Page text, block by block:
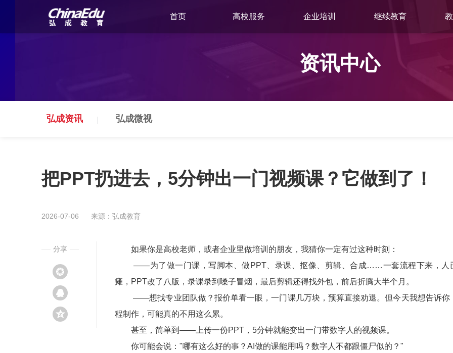
首页 高校服务 企业培训 继续教育
资讯中心
弘成资讯 弘成微视
把PPT扔进去，5分钟出一门视频课？它做到了！
2026-07-06 来源：弘成教育
如果你是高校老师，或者企业里做培训的朋友，我猜你一定有过这种时刻：
——为了做一门课，写脚本、做PPT、录课、抠像、剪辑、合成……一套流程下来，人
瘫，PPT改了八版，录课录到嗓子冒烟，最后剪辑还得找外包，前后折腾大半个月。
——想找专业团队做？报价单看一眼，一门课几万块，预算直接劝退。但今天我想告诉你
程制作，可能真的不用这么累。
甚至，简单到——上传一份PPT，5分钟就能变出一门带数字人的视频课。
你可能会说："哪有这么好的事？AI做的课能用吗？数字人不都跟僵尸似的？"
分享